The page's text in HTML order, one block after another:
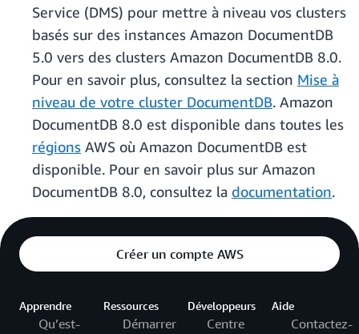
Service (DMS) pour mettre à niveau vos clusters
basés sur des instances Amazon DocumentDB
5.0 vers des clusters Amazon DocumentDB 8.0.
Pour en savoir plus, consultez la section Mise à
niveau de votre cluster DocumentDB. Amazon
DocumentDB 8.0 est disponible dans toutes les
régions AWS où Amazon DocumentDB est
disponible. Pour en savoir plus sur Amazon
DocumentDB 8.0, consultez la documentation.
Créer un compte AWS
Apprendre
Qu’est-
Ressources
Démarrer
Développeurs
Centre
Aide
Contactez-